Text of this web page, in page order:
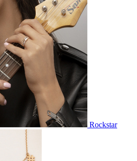
Rockstar